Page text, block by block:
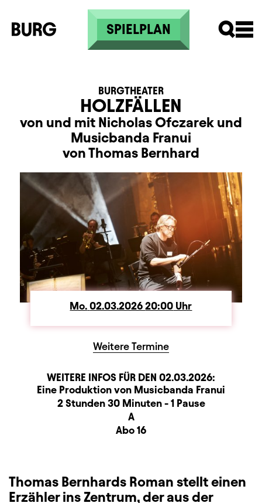
Direkt zum Inhalt
SPIELPLAN
HOLZFÄLLEN
BURGTHEATER
von und mit Nicholas Ofczarek und
Musicbanda Franui
von Thomas Bernhard
Mo. Montag
02.03.202620:00 Uhr
Weitere Termine
WEITERE INFOS FÜR DEN 02.03.2026:
BeschreibungInformation
Produktionspartner
Eine Produktion von Musicbanda Franui
Dauer und Pausen2 Stunden 30 Minuten - 1 Pause
A
Abo 16
Thomas Bernhards Roman stellt einen
Erzähler ins Zentrum, der aus der